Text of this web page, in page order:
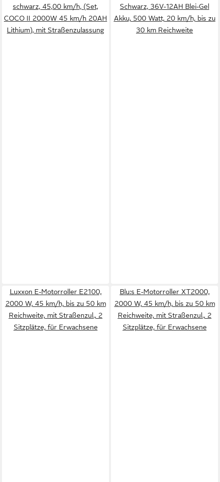
schwarz, 45,00 km/h, (Set,
COCO II 2000W 45 km/h 20AH
Lithium), mit Straßenzulassung
Schwarz, 36V-12AH Blei-Gel
Akku, 500 Watt, 20 km/h, bis zu
30 km Reichweite
Luxxon E-Motorroller E2100,
2000 W, 45 km/h, bis zu 50 km
Reichweite, mit Straßenzul., 2
Sitzplätze, für Erwachsene
Blu:s E-Motorroller XT2000,
2000 W, 45 km/h, bis zu 50 km
Reichweite, mit Straßenzul., 2
Sitzplätze, für Erwachsene